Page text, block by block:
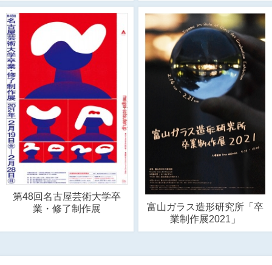
第48回名古屋芸術大学卒
業・修了制作展
富山ガラス造形研究所「卒
業制作展2021」